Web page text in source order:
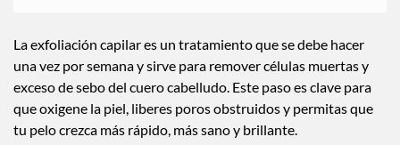
La exfoliación capilar es un tratamiento que se debe hacer
una vez por semana y sirve para remover células muertas y
exceso de sebo del cuero cabelludo. Este paso es clave para
que oxigene la piel, liberes poros obstruidos y permitas que